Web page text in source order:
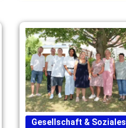
Gesellschaft & Soziales